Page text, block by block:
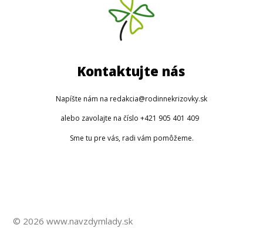
Kontaktujte nás
Napíšte nám na redakcia@rodinnekrizovky.sk
alebo zavolajte na číslo +421 905 401 409
Sme tu pre vás, radi vám pomôžeme.
© 2026 www.navzdymlady.sk